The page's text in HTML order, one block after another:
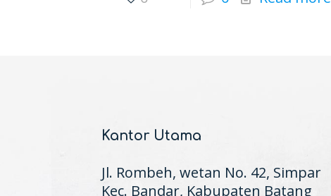
Kantor Utama
Jl. Rombeh, wetan No. 42, Simpar
Kec. Bandar, Kabupaten Batang